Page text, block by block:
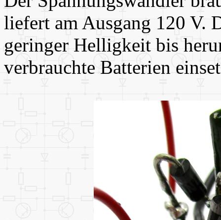
liefert am Ausgang 120 V.
geringer Helligkeit bis
verbrauchte Batterien